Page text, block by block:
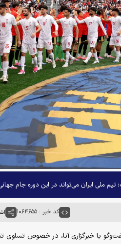
ملی ایران می‌تواند در این دوره جام
کد خبر : ۱۰۶۴۶۵۵